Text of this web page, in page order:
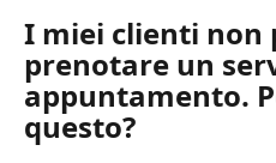
I miei clienti non
prenotare un
appuntamento.
questo?